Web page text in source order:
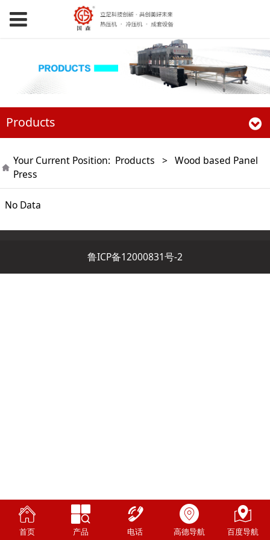
Products
Your Current Position: Products > Wood based Panel
Press
No Data
鲁ICP备12000831号-2
首页 产品 电话 高德导航 百度导航